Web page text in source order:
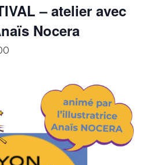
– atelier avec
Nocera